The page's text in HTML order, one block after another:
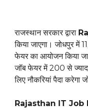
राजस्थान सरकार द्वारा
किया जाएगा। जोधपुर में
फेयर का आयोजन किया
जॉब फेयर में 200 से
लिए नौकरियां पैदा करेगा
Rajasthan IT Job